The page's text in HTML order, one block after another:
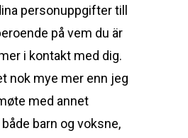
personuppgifter till
på vem du är
i kontakt med dig.
nok mye mer enn jeg
med annet
barn og voksne,